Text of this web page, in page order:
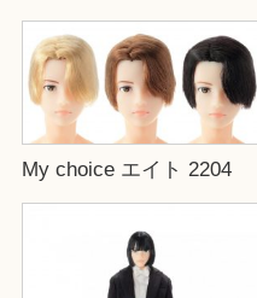
My choice エイト 2204